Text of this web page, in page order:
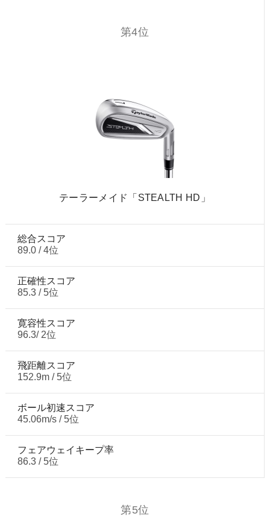
第4位
テーラーメイド「STEALTH HD」
総合スコア
89.0 / 4位
正確性スコア
85.3 / 5位
寛容性スコア
96.3/ 2位
飛距離スコア
152.9m / 5位
ボール初速スコア
45.06m/s / 5位
フェアウェイキープ率
86.3 / 5位
第5位